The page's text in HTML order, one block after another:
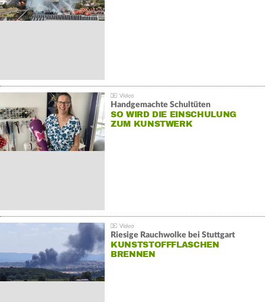
Handgemachte Schultüten
SO WIRD DIE EINSCHULUNG
ZUM KUNSTWERK
Riesige Rauchwolke bei Stuttgart
KUNSTSTOFFFLASCHEN
BRENNEN